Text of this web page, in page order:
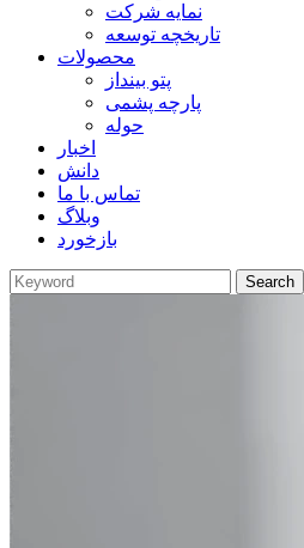
نمایه شرکت
تاریخچه توسعه
محصولات
پتو بینداز
پارچه پشمی
حوله
اخبار
دانش
تماس با ما
وبلاگ
بازخورد